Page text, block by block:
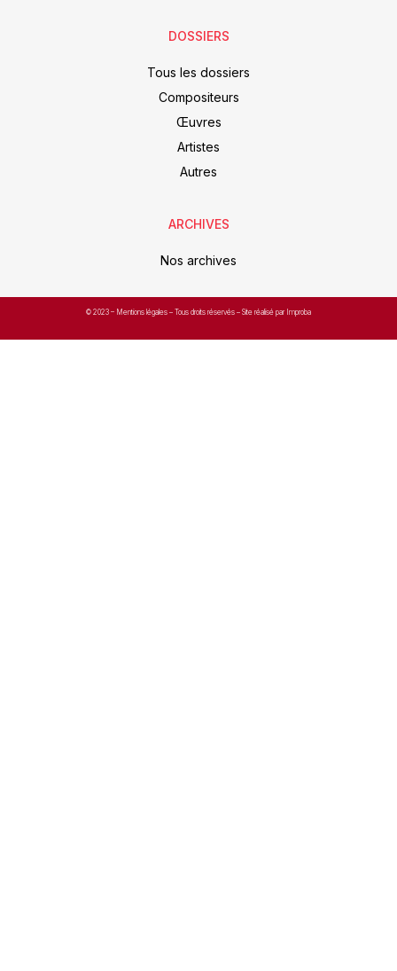
DOSSIERS
Tous les dossiers
Compositeurs
Œuvres
Artistes
Autres
ARCHIVES
Nos archives
© 2023 – Mentions légales – Tous droits réservés – Site réalisé par Improba